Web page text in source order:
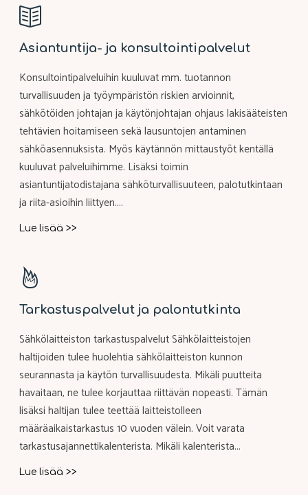
Asiantuntija- ja konsultointipalvelut
Konsultointipalveluihin kuuluvat mm. tuotannon
turvallisuuden ja työympäristön riskien arvioinnit,
sähkötöiden johtajan ja käytönjohtajan ohjaus lakisääteisten
tehtävien hoitamiseen sekä lausuntojen antaminen
sähköasennuksista. Myös käytännön mittaustyöt kentällä
kuuluvat palveluihimme. Lisäksi toimin
asiantuntijatodistajana sähköturvallisuuteen, palotutkintaan
ja riita-asioihin liittyen....
Lue lisää >>"Asiantuntija-
Tarkastuspalvelut ja palontutkinta
Sähkölaitteiston tarkastuspalvelut Sähkölaitteistojen
haltijoiden tulee huolehtia sähkölaitteiston kunnon
seurannasta ja käytön turvallisuudesta. Mikäli puutteita
havaitaan, ne tulee korjauttaa riittävän nopeasti. Tämän
lisäksi haltijan tulee teettää laitteistolleen
määräaikaistarkastus 10 vuoden välein. Voit varata
tarkastusajannettikalenterista. Mikäli kalenterista...
Lue lisää >>"Tarkastuspalvelut